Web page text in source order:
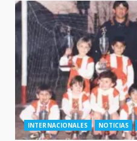
INTERNACIONALES NOTICIAS